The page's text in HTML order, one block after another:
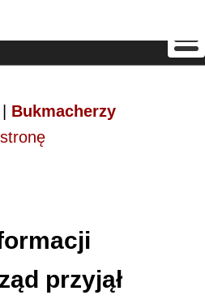
Bukmacherzy
stronę
przyjął